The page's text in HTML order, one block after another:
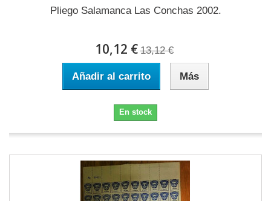
Pliego Salamanca Las Conchas 2002.
10,12 € 13,12 €
Añadir al carrito Más
En stock